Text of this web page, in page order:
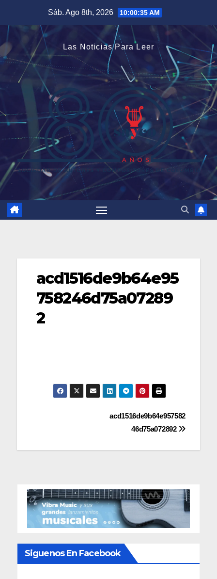
contenido
Sáb. Ago 8th, 2026 10:00:35 AM
Las Noticias Para Leer
acd1516de9b64e95
758246d75a07289
2
Navegaciónacd1516de9b64e957582
46d75a072892
Siguenos En Facebook